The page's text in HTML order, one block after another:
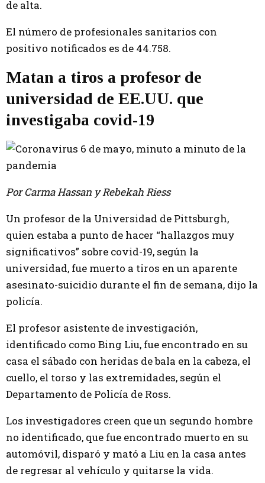
de alta.
El número de profesionales sanitarios con
positivo notificados es de 44.758.
Matan a tiros a profesor de
universidad de EE.UU. que
investigaba covid-19
Por Carma Hassan y Rebekah Riess
Un profesor de la Universidad de Pittsburgh,
quien estaba a punto de hacer “hallazgos muy
significativos” sobre covid-19, según la
universidad, fue muerto a tiros en un aparente
asesinato-suicidio durante el fin de semana, dijo la
policía.
El profesor asistente de investigación,
identificado como Bing Liu, fue encontrado en su
casa el sábado con heridas de bala en la cabeza, el
cuello, el torso y las extremidades, según el
Departamento de Policía de Ross.
Los investigadores creen que un segundo hombre
no identificado, que fue encontrado muerto en su
automóvil, disparó y mató a Liu en la casa antes
de regresar al vehículo y quitarse la vida.